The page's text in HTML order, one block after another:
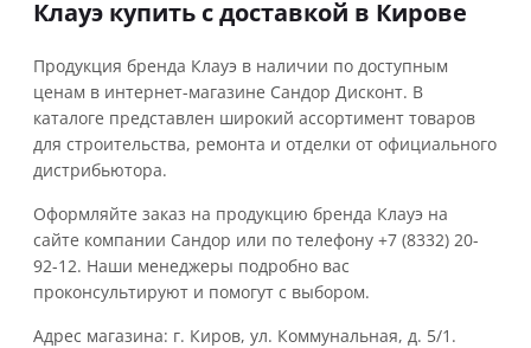
Клауэ купить с доставкой в Кирове
Продукция бренда Клауэ в наличии по доступным
ценам в интернет-магазине Сандор Дисконт. В
каталоге представлен широкий ассортимент товаров
для строительства, ремонта и отделки от официального
дистрибьютора.
Оформляйте заказ на продукцию бренда Клауэ на
сайте компании Сандор или по телефону +7 (8332) 20-
92-12. Наши менеджеры подробно вас
проконсультируют и помогут с выбором.
Адрес магазина: г. Киров, ул. Коммунальная, д. 5/1.